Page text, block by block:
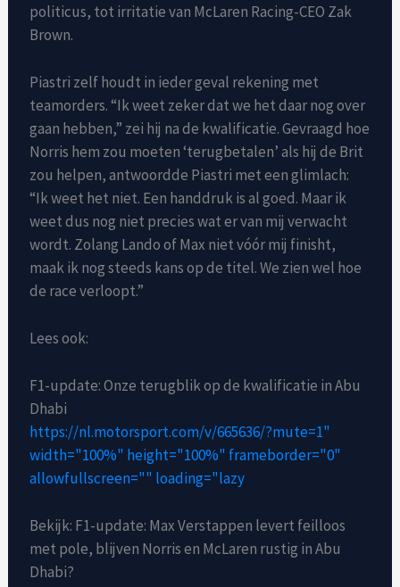
politicus, tot irritatie van McLaren Racing-CEO Zak
Brown.
Piastri zelf houdt in ieder geval rekening met
teamorders. “Ik weet zeker dat we het daar nog over
gaan hebben,” zei hij na de kwalificatie. Gevraagd hoe
Norris hem zou moeten ‘terugbetalen’ als hij de Brit
zou helpen, antwoordde Piastri met een glimlach:
“Ik weet het niet. Een handdruk is al goed. Maar ik
weet dus nog niet precies wat er van mij verwacht
wordt. Zolang Lando of Max niet vóór mij finisht,
maak ik nog steeds kans op de titel. We zien wel hoe
de race verloopt.”
Lees ook:
F1-update: Onze terugblik op de kwalificatie in Abu
Dhabi
https://nl.motorsport.com/v/665636/?mute=1"
width="100%" height="100%" frameborder="0"
allowfullscreen="" loading="lazy
Bekijk: F1-update: Max Verstappen levert feilloos
met pole, blijven Norris en McLaren rustig in Abu
Dhabi?